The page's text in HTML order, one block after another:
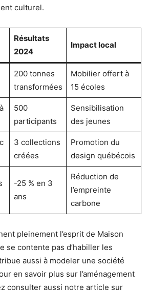
culturel.
Résultats
2024
Impact local
200 tonnes
transformées
Mobilier offert à
15 écoles
500
participants
Sensibilisation
des jeunes
3 collections
créées
Promotion du
design québécois
-25 % en 3
ans
Réduction de
l’empreinte
carbone
pleinement l’esprit de Maison
se contente pas d’habiller les
aussi à modeler une société
en savoir plus sur l’aménagement
consulter aussi notre article sur